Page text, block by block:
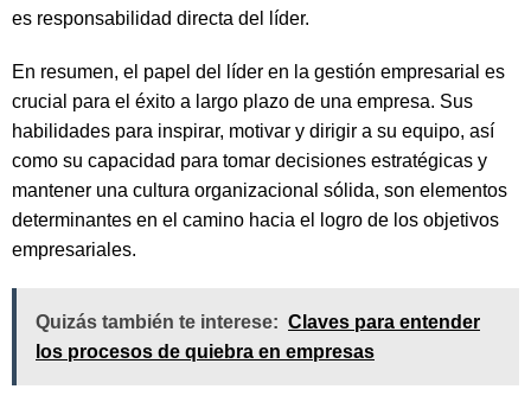
es responsabilidad directa del líder.
En resumen, el papel del líder en la gestión empresarial es
crucial para el éxito a largo plazo de una empresa. Sus
habilidades para inspirar, motivar y dirigir a su equipo, así
como su capacidad para tomar decisiones estratégicas y
mantener una cultura organizacional sólida, son elementos
determinantes en el camino hacia el logro de los objetivos
empresariales.
Quizás también te interese: Claves para entender
los procesos de quiebra en empresas